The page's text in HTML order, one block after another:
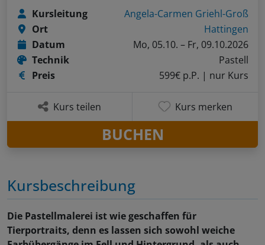
Kursbeschreibung
Die Pastellmalerei ist wie geschaffen für
Tierportraits, denn es lassen sich sowohl weiche
Kursleitung
Angela-Carmen Griehl-Groß
Ort
Hattingen
Datum
Mo, 05.10. – Fr, 09.10.2026
Technik
Pastell
Preis
599€ p.P. | nur Kurs
Kurs teilen Kurs merken
BUCHEN